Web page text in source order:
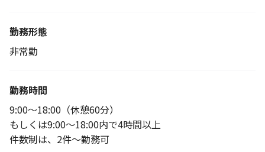
勤務形態
非常勤
勤務時間
9:00～18:00（休憩60分）
もしくは9:00～18:00内で4時間以上
件数制は、2件～勤務可